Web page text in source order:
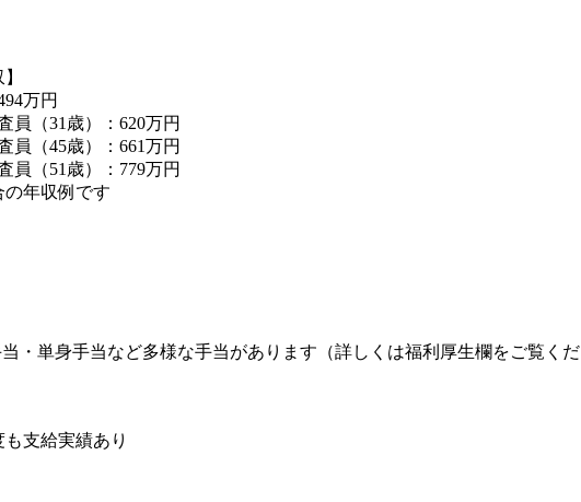
万円
員（31歳）：620万円
員（45歳）：661万円
員（51歳）：779万円
年収例です
・単身手当など多様な手当があります（詳しくは福利厚生欄をご覧くだ
支給実績あり